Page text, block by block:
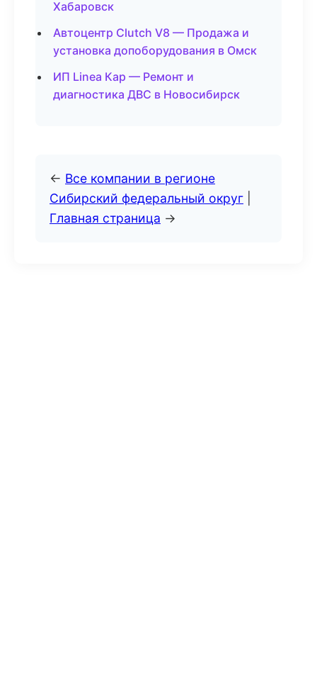
Хабаровск
Автоцентр Clutch V8 — Продажа и
установка допоборудования в Омск
ИП Linea Кар — Ремонт и
диагностика ДВС в Новосибирск
← Все компании в регионе
Сибирский федеральный округ
Главная страница →